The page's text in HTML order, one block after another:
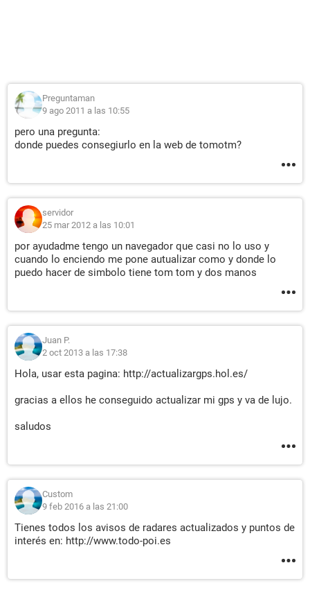
Preguntaman
9 ago 2011 a las 10:55
pero una pregunta:
donde puedes consegiurlo en la web de tomotm?
servidor
25 mar 2012 a las 10:01
por ayudadme tengo un navegador que casi no lo uso y
cuando lo enciendo me pone autualizar como y donde lo
puedo hacer de simbolo tiene tom tom y dos manos
Juan P.
2 oct 2013 a las 17:38
Hola, usar esta pagina: http://actualizargps.hol.es/
gracias a ellos he conseguido actualizar mi gps y va de lujo.
saludos
Custom
9 feb 2016 a las 21:00
Tienes todos los avisos de radares actualizados y puntos de
interés en: http://www.todo-poi.es